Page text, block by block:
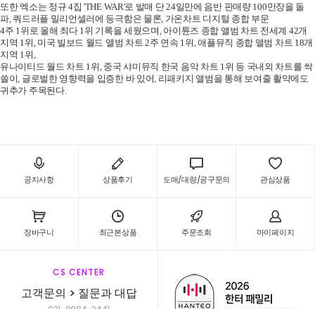
또한 엑소는 정규 4집 'THE WAR'로 발매 단 24일만에 음반 판매량 100만장을 돌
파, 쿼드러플 밀리언셀러에 등극함은 물론, 가온차트 디지털 종합 부문
4주 1위로 올해 최다 1위 기록을 세웠으며, 아이튠즈 종합 앨범 차트 전세계 42개
지역 1위, 미국 빌보드 월드 앨범 차트 2주 연속 1위, 애플뮤직 종합 앨범 차트 18개
지역 1위,
유나이티드 월드 차트 1위, 중국 샤미뮤직 한국 음악 차트 1위 등 국내외 차트를 싹
쓸이, 글로벌한 영향력을 입증한 바 있어, 리패키지 앨범을 통해 보여줄 활약에도
귀추가 주목된다.
공지사항 상품후기 도매/대량/공구문의 관심상품
장바구니 최근본상품 주문조회 마이페이지
CS CENTER
고객문의 > 질문과 대답